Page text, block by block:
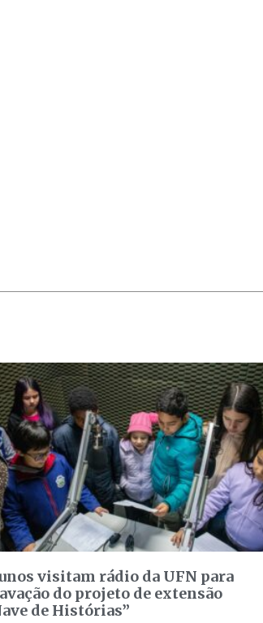
visitam rádio da UFN para
do projeto de extensão
de Histórias”